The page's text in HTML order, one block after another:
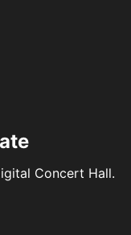
Concert Hall.